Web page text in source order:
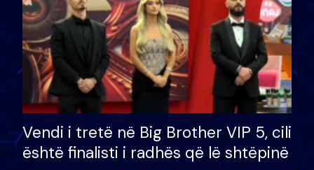
Vendi i tretë në Big Brother VIP 5, cili
është finalisti i radhës që lë shtëpinë